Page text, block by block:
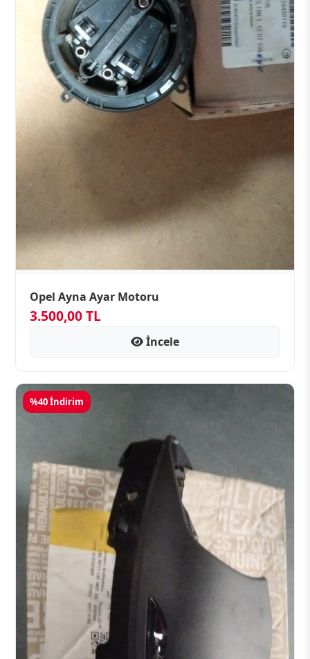
Opel Ayna Ayar Motoru
3.500,00 TL
İncele
%40 İndirim